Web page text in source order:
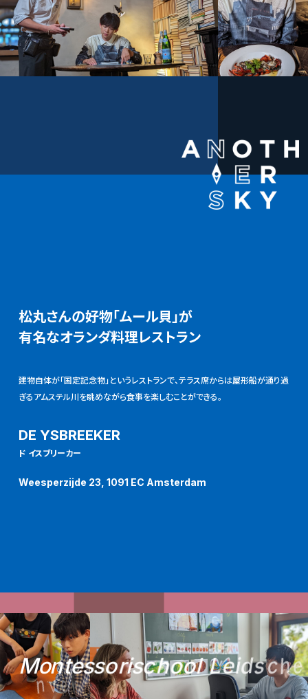
松丸さんの好物「ムール貝」が
有名なオランダ料理レストラン
建物自体が「国定記念物」というレストランで、テラス席からは屋形船が通り過
ぎるアムステル川を眺めながら食事を楽しむことができる。
DE YSBREEKER
ド イスブリーカー
Weesperzijde 23, 1091 EC Amsterdam
MontessorischoolLeidsche
nveen